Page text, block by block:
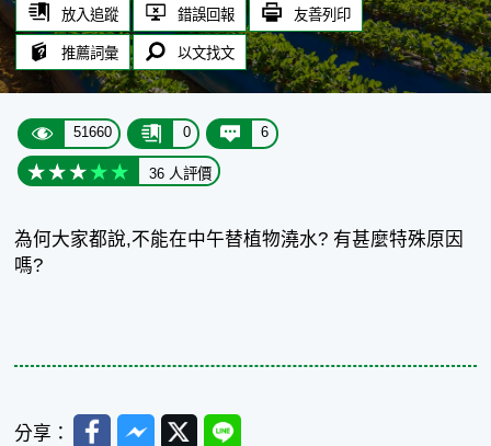
放入追蹤 錯誤回報 友善列印
推薦詞彙 以文找文
51660 0 6
36 人評價
為何大家都說,不能在中午替植物澆水? 有甚麼特殊原因
嗎?
分享： FacebookMessenger
TwitterLine